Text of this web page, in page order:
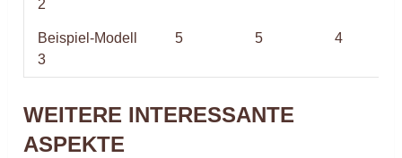
2
Beispiel-Modell
3
5 5 4
WEITERE INTERESSANTE
ASPEKTE